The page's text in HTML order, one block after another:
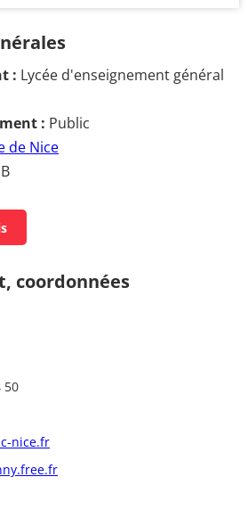
: Lycée d'enseignement général
: Public
de Nice
coordonnées
50
nice.fr